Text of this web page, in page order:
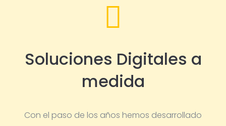

Soluciones Digitales a
medida
Con el paso de los años hemos desarrollado